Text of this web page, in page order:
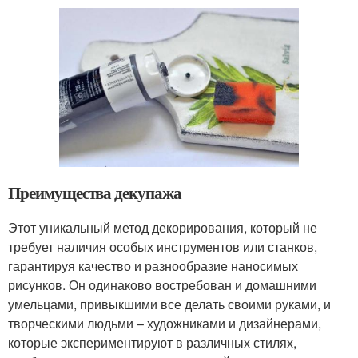
Преимущества декупажа
Этот уникальный метод декорирования, который не
требует наличия особых инструментов или станков,
гарантируя качество и разнообразие наносимых
рисунков. Он одинаково востребован и домашними
умельцами, привыкшими все делать своими руками, и
творческими людьми – художниками и дизайнерами,
которые экспериментируют в различных стилях,